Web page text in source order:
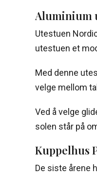
Aluminium
Utestuen
utestuen et
Med denne
velge mellom
Ved å velge
solen står på
Kuppelhus
De siste årene